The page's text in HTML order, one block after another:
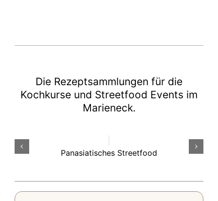
Die Rezeptsammlungen für die
Kochkurse und Streetfood Events im
Marieneck.
Panasiatisches Streetfood